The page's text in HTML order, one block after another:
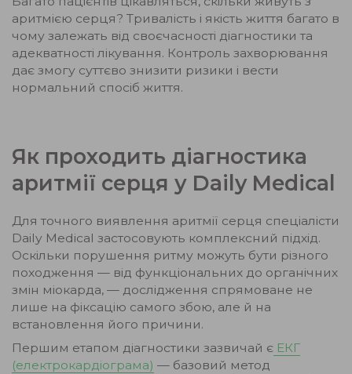
аритмією серця? Тривалість і якість життя багато в
чому залежать від своєчасності діагностики та
адекватності лікування. Контроль захворювання
дає змогу суттєво знизити ризики і вести
нормальний спосіб життя.
Як проходить діагностика
аритмії серця у Daily Medical
Для точного виявлення аритмії серця спеціалісти
Daily Medical застосовують комплексний підхід.
Оскільки порушення ритму можуть бути різного
походження — від функціональних до органічних
змін міокарда, — дослідження спрямоване не
лише на фіксацію самого збою, але й на
встановлення його причини.
Першим етапом діагностики зазвичай є ЕКГ
(електрокардіограма) — базовий метод